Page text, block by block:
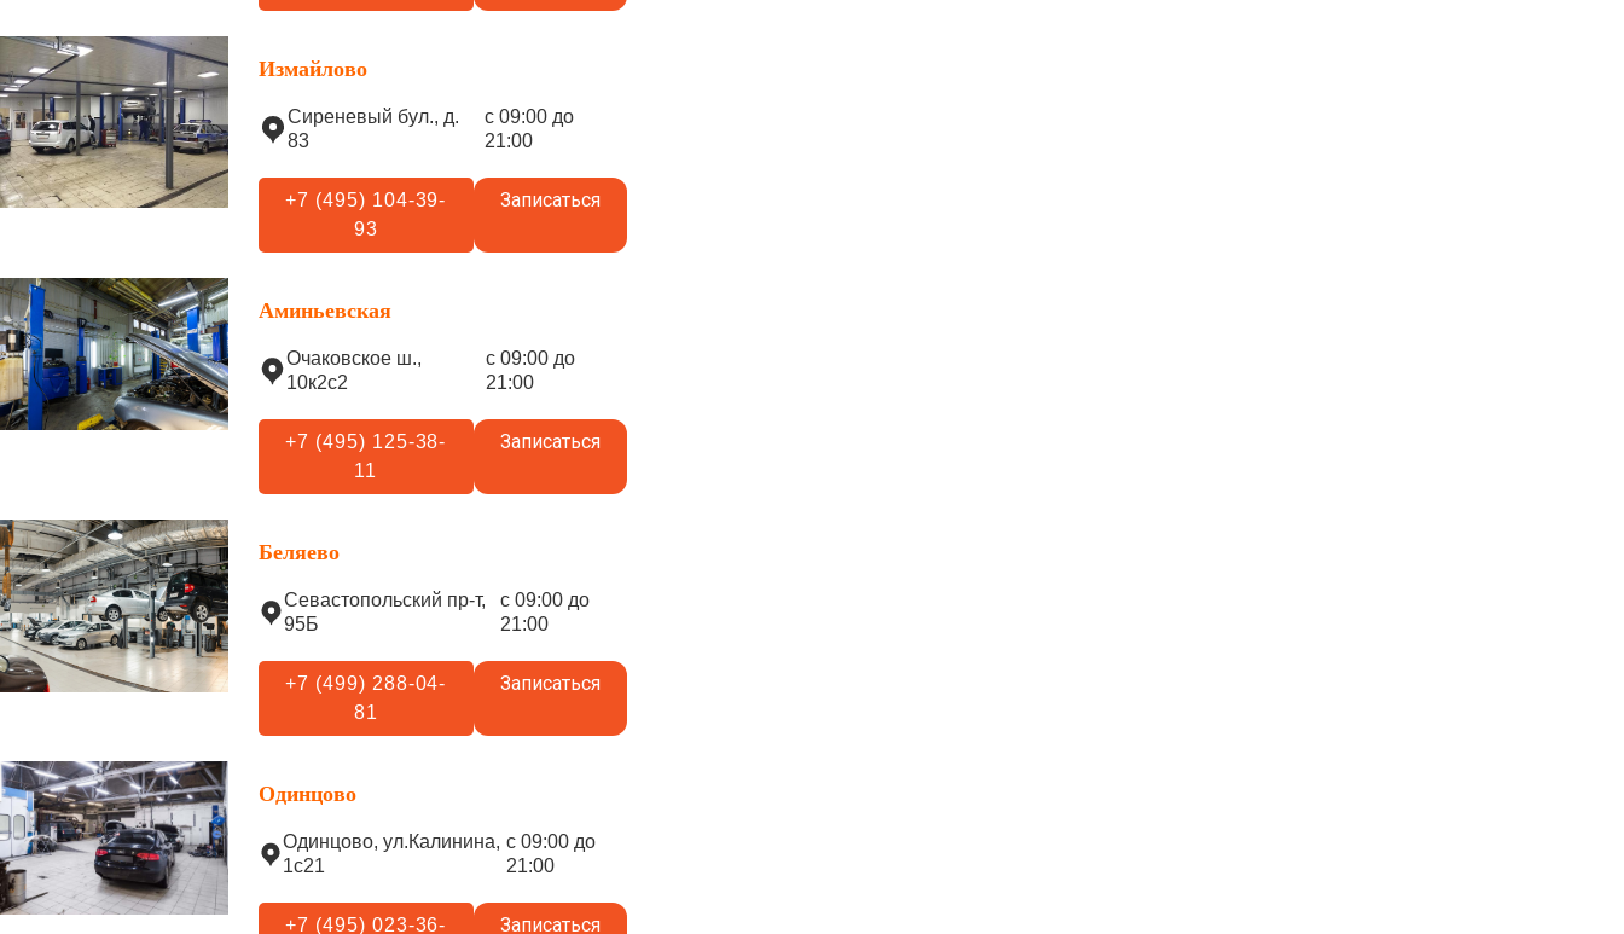
Измайлово
Сиреневый бул., д.
83
с 09:00 до
21:00
+7 (495) 104-39-
93
Записаться
Аминьевская
Очаковское ш.,
10к2с2
с 09:00 до
21:00
+7 (495) 125-38-
11
Записаться
Беляево
Севастопольский пр-т,
95Б
с 09:00 до
21:00
+7 (499) 288-04-
81
Записаться
Одинцово
Одинцово, ул.Калинина,
1с21
с 09:00 до
21:00
+7 (495) 023-36- Записаться